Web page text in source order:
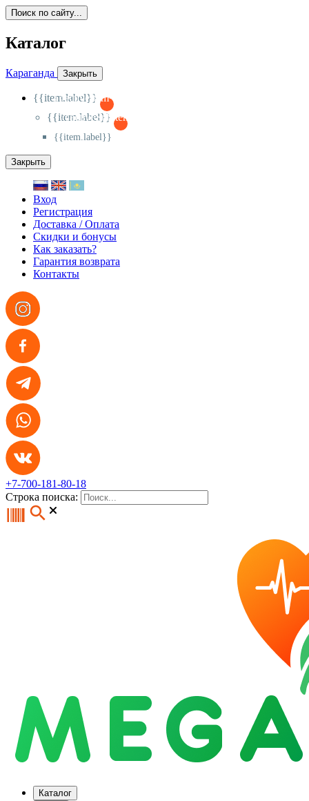
Поиск по сайту...
Каталог
Караганда Закрыть
{{item.label}}
{{activeItem==item.id?'-
{{item.label}}
{{activeSubitem==item.id?'-
{{item.label}}
Закрыть
Вход
Регистрация
Доставка / Оплата
Скидки и бонусы
Как заказать?
Гарантия возврата
Контакты
+7-700-181-80-18
Строка поиска:
Каталог